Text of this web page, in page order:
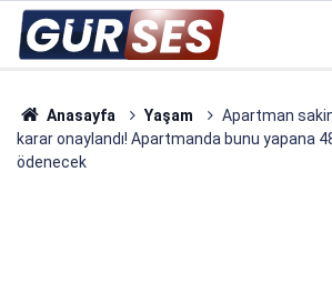
Anasayfa Yaşam
Apartman
karar onaylandı! Apartmanda bunu yapana
ödenecek